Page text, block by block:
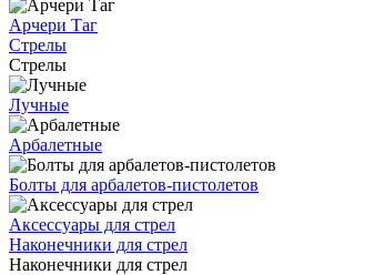
Арчери Таг
Стрелы
Стрелы
Лучные
Арбалетные
Болты для арбалетов-пистолетов
Аксессуары для стрел
Наконечники для стрел
Наконечники для стрел